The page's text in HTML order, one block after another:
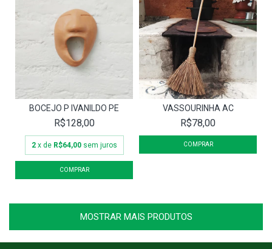
BOCEJO P IVANILDO PE
R$128,00
2 x de R$64,00 sem juros
VASSOURINHA AC
R$78,00
MOSTRAR MAIS PRODUTOS